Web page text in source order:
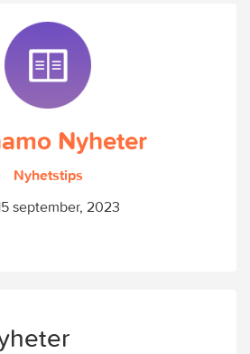
Nyheter
Nyhetstips
september, 2023